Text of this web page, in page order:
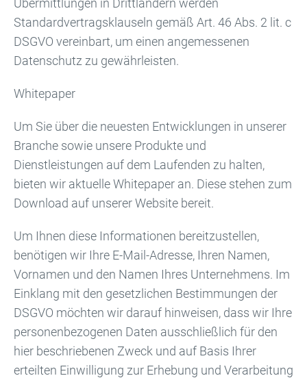
Übermittlungen in Drittländern werden
Standardvertragsklauseln gemäß Art. 46 Abs. 2 lit. c
DSGVO vereinbart, um einen angemessenen
Datenschutz zu gewährleisten.
Whitepaper
Um Sie über die neuesten Entwicklungen in unserer
Branche sowie unsere Produkte und
Dienstleistungen auf dem Laufenden zu halten,
bieten wir aktuelle Whitepaper an. Diese stehen zum
Download auf unserer Website bereit.
Um Ihnen diese Informationen bereitzustellen,
benötigen wir Ihre E-Mail-Adresse, Ihren Namen,
Vornamen und den Namen Ihres Unternehmens. Im
Einklang mit den gesetzlichen Bestimmungen der
DSGVO möchten wir darauf hinweisen, dass wir Ihre
personenbezogenen Daten ausschließlich für den
hier beschriebenen Zweck und auf Basis Ihrer
erteilten Einwilligung zur Erhebung und Verarbeitung